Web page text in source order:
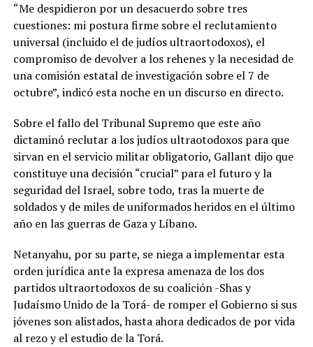
“Me despidieron por un desacuerdo sobre tres
cuestiones: mi postura firme sobre el reclutamiento
universal (incluido el de judíos ultraortodoxos), el
compromiso de devolver a los rehenes y la necesidad de
una comisión estatal de investigación sobre el 7 de
octubre”, indicó esta noche en un discurso en directo.
Sobre el fallo del Tribunal Supremo que este año
dictaminó reclutar a los judíos ultraotodoxos para que
sirvan en el servicio militar obligatorio, Gallant dijo que
constituye una decisión “crucial” para el futuro y la
seguridad del Israel, sobre todo, tras la muerte de
soldados y de miles de uniformados heridos en el último
año en las guerras de Gaza y Líbano.
Netanyahu, por su parte, se niega a implementar esta
orden jurídica ante la expresa amenaza de los dos
partidos ultraortodoxos de su coalición -Shas y
Judaísmo Unido de la Torá- de romper el Gobierno si sus
jóvenes son alistados, hasta ahora dedicados de por vida
al rezo y el estudio de la Torá.